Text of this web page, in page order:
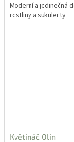
z
5
hvězdiček.
Moderní a jedinečná
rostliny a sukulenty
Květináč Olin